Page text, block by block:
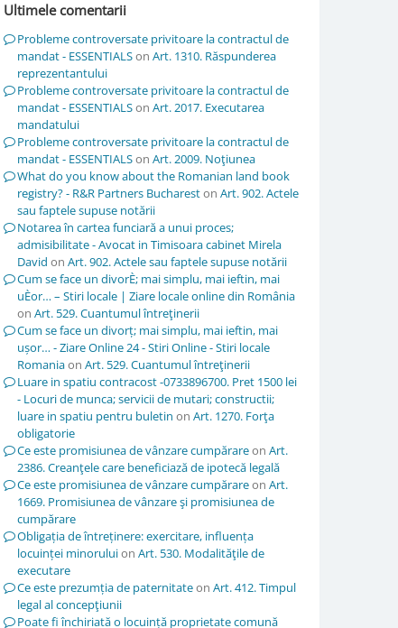
Ultimele comentarii
Probleme controversate privitoare la contractul de
mandat - ESSENTIALSon Art. 1310. Răspunderea
reprezentantului
Probleme controversate privitoare la contractul de
mandat - ESSENTIALSon Art. 2017. Executarea
mandatului
Probleme controversate privitoare la contractul de
mandat - ESSENTIALSon Art. 2009. Noţiunea
What do you know about the Romanian land book
registry? - R&R Partners Buchareston Art. 902. Actele
sau faptele supuse notării
Notarea în cartea funciară a unui proces;
admisibilitate - Avocat in Timisoara cabinet Mirela
David on Art. 902. Actele sau faptele supuse notării
Cum se face un divorÈ; mai simplu, mai ieftin, mai
uÈor… – Stiri locale | Ziare locale online din România
on Art. 529. Cuantumul întreţinerii
Cum se face un divorț; mai simplu, mai ieftin, mai
ușor… - Ziare Online 24 - Stiri Online - Stiri locale
Romaniaon Art. 529. Cuantumul întreţinerii
Luare in spatiu contracost -0733896700. Pret 1500 lei
- Locuri de munca; servicii de mutari; constructii;
luare in spatiu pentru buletin on Art. 1270. Forţa
obligatorie
Ce este promisiunea de vânzare cumpărareon Art.
2386. Creanţele care beneficiază de ipotecă legală
Ce este promisiunea de vânzare cumpărareon Art.
1669. Promisiunea de vânzare şi promisiunea de
cumpărare
Obligația de întreținere: exercitare, influența
locuinței minoruluion Art. 530. Modalităţile de
executare
Ce este prezumția de paternitateon Art. 412. Timpul
legal al concepţiunii
Poate fi închiriată o locuință proprietate comună